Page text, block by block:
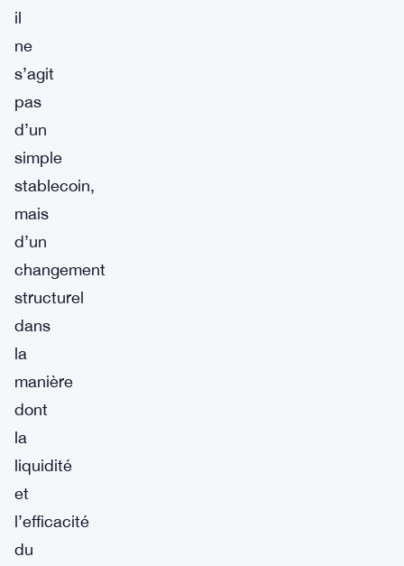
il
ne
s’agit
pas
d’un
simple
stablecoin,
mais
d’un
changement
structurel
dans
la
manière
dont
la
liquidité
et
l’efficacité
du